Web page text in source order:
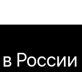
России